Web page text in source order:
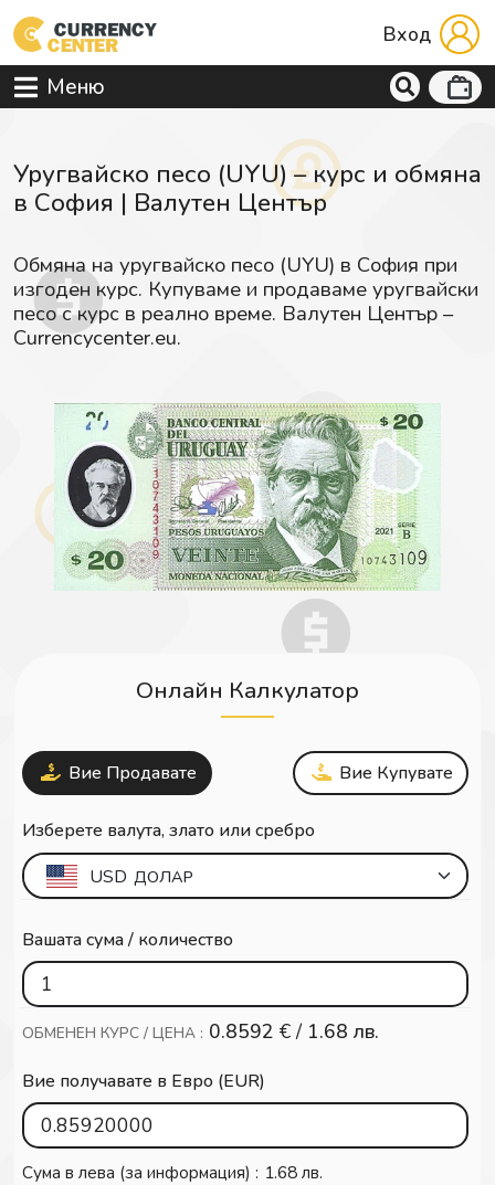
Вход
Меню
Уругвайско песо (UYU) – курс и обмяна
в София | Валутен Център
Обмяна на уругвайско песо (UYU) в София при
изгоден курс. Купуваме и продаваме уругвайски
песо с курс в реално време. Валутен Център –
Currencycenter.eu.
Онлайн Калкулатор
Вие Продавате Вие Купувате
Изберете валута, злато или сребро
USD ДОЛАР
Вашата сума / количество
ОБМЕНЕН КУРС / ЦЕНА : 0.8592 € / 1.68 лв.
Вие получавате в Евро (EUR)
Сума в лева (за информация) : 1.68 лв.